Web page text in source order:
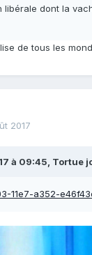
libérale dont la
de tous les
2017
à 09:45, Tortue